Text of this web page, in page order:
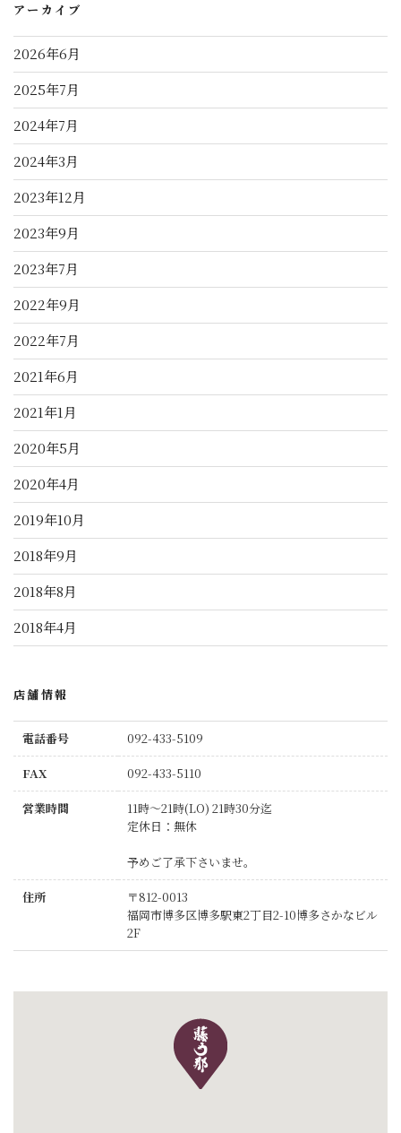
アーカイブ
2026年6月
2025年7月
2024年7月
2024年3月
2023年12月
2023年9月
2023年7月
2022年9月
2022年7月
2021年6月
2021年1月
2020年5月
2020年4月
2019年10月
2018年9月
2018年8月
2018年4月
店舗情報
電話番号 092-433-5109
FAX 092-433-5110
営業時間
11時～21時(LO) 21時30分迄
定休日：無休
予めご了承下さいませ。
住所
〒812-0013
福岡市博多区博多駅東2丁目2-10博多さかなビル
2F